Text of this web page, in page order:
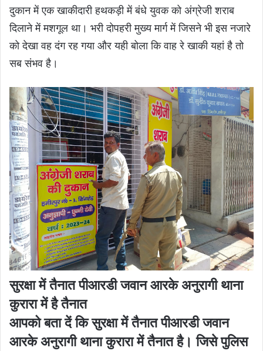
दुकान में एक खाकीदारी हथकड़ी में बंधे युवक को अंग्रेजी शराब
दिलाने में मशगूल था। भरी दोपहरी मुख्य मार्ग में जिसने भी इस नजारे
को देखा वह दंग रह गया और यही बोला कि वाह रे खाकी यहां है तो
सब संभव है।
सुरक्षा में तैनात पीआरडी जवान आरके अनुरागी थाना
कुरारा में है तैनात
आपको बता दें कि सुरक्षा में तैनात पीआरडी जवान
आरके अनुरागी थाना कुरारा में तैनात है। जिसे पुलिस